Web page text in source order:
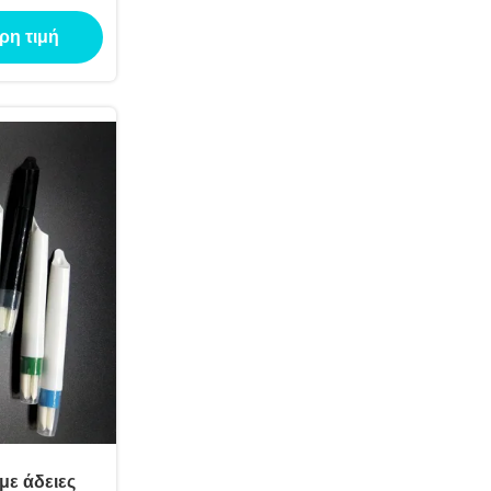
2 ml 4
των
τιμή
άδειες